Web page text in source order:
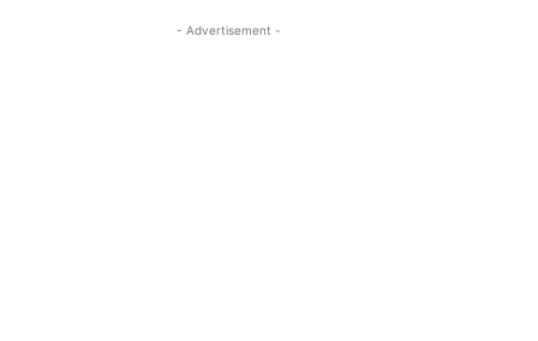
- Advertisement -